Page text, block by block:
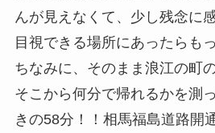
んが見えなくて、少し残念に
目視できる場所にあったらも
ちなみに、そのまま浪江の町
そこから何分で帰れるかを測
きの58分！！相馬福島道路開